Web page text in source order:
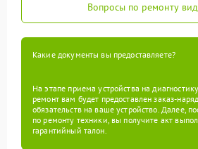
Вопросы по ремонту
Какие документы вы предоставляете?
На этапе приема устройства на
ремонт вам будет предоставлен заказ-
обязательств на ваше устройство. Далее,
по ремонту техники, вы получите акт
гарантийный талон.